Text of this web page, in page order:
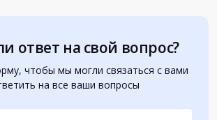
ответ на свой вопрос?
чтобы мы могли связаться с вами
на все ваши вопросы